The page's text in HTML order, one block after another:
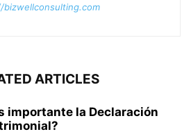
ARTICLES
importante la Declaración